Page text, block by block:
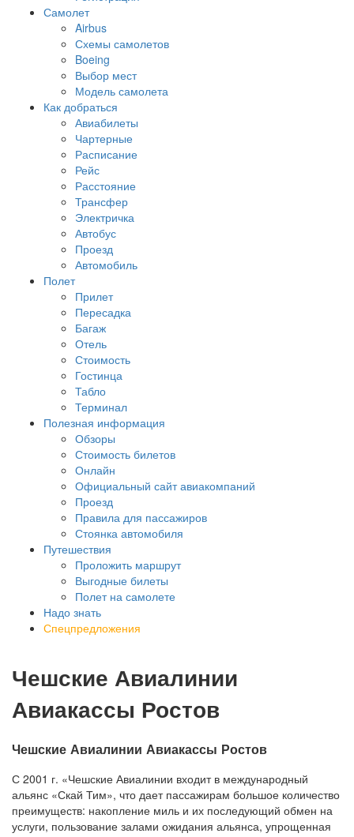
Самолет
Airbus
Схемы самолетов
Boeing
Выбор мест
Модель самолета
Как добраться
Авиабилеты
Чартерные
Расписание
Рейс
Расстояние
Трансфер
Электричка
Автобус
Проезд
Автомобиль
Полет
Прилет
Пересадка
Багаж
Отель
Стоимость
Гостинца
Табло
Терминал
Полезная информация
Обзоры
Стоимость билетов
Онлайн
Официальный сайт авиакомпаний
Проезд
Правила для пассажиров
Стоянка автомобиля
Путешествия
Проложить маршрут
Выгодные билеты
Полет на самолете
Надо знать
Спецпредложения
Чешские Авиалинии
Авиакассы Ростов
Чешские Авиалинии Авиакассы Ростов
С 2001 г. «Чешские Авиалинии входит в международный
альянс «Скай Тим», что дает пассажирам большое количество
преимуществ: накопление миль и их последующий обмен на
услуги, пользование залами ожидания альянса, упрощенная